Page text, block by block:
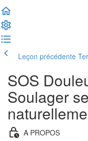
Leçon précédente
SOS
Soulager
A PROPOS